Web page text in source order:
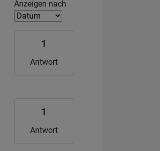
Filter2
Anzeigen nach
1
Antwort
1
Antwort